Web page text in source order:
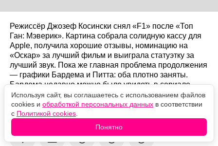
Режиссёр Джозеф Косински снял «F1» после «Топ
Ган: Мэверик». Картина собрала солидную кассу для
Apple, получила хорошие отзывы, номинацию на
«Оскар» за лучший фильм и выиграла статуэтку за
лучший звук. Пока же главная проблема продолжения
— графики Бардема и Питта: оба плотно заняты.
Бардема недавно можно было увидеть в сериале
«Мыс страха».
Оцените новость
❤️ 🙏 😹 🙀 😿
Используя сайт, вы соглашаетесь с использованием файлов
cookies и обработкой персональных данных в соответствии
с Политикой cookies
Понятно